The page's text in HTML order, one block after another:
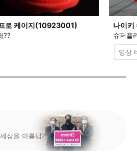
로 케이지(10923001)
??
나이
슈퍼플
영상
상을 아름답게"